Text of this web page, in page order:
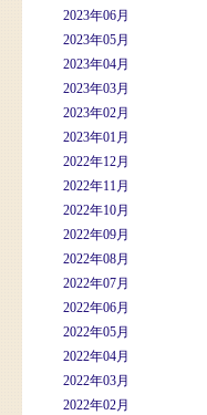
2023年06月
2023年05月
2023年04月
2023年03月
2023年02月
2023年01月
2022年12月
2022年11月
2022年10月
2022年09月
2022年08月
2022年07月
2022年06月
2022年05月
2022年04月
2022年03月
2022年02月